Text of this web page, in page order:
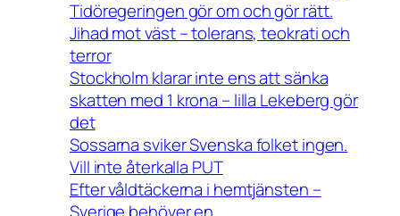
Tidöregeringen gör om och gör rätt.
Jihad mot väst – tolerans, teokrati och
terror
Stockholm klarar inte ens att sänka
skatten med 1 krona – lilla Lekeberg gör
det
Sossarna sviker Svenska folket ingen.
Vill inte återkalla PUT
Efter våldtäckerna i hemtjänsten –